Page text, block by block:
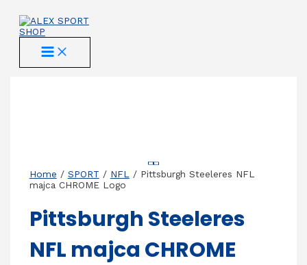
content
MAIN
MENU
Home / SPORT / NFL
/ Pittsburgh Steeleres NFL
majca CHROME Logo
Pittsburgh Steeleres
NFL majca CHROME